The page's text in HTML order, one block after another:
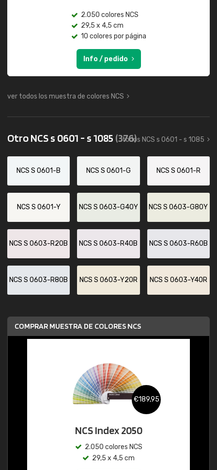
2.050 colores NCS
29,5 x 4,5 cm
10 colores por página
Info / pedido
ver todos los muestra de colores NCS
Otro NCS s 0601 - s 1085 (376)
todos NCS s 0601 - s 1085
NCS S 0601-B NCS S 0601-G NCS S 0601-R
NCS S 0601-Y NCS S 0603-G40Y NCS S 0603-G80Y
NCS S 0603-R20B NCS S 0603-R40B NCS S 0603-R60B
NCS S 0603-R80B NCS S 0603-Y20R NCS S 0603-Y40R
COMPRAR MUESTRA DE COLORES NCS
€189,95
NCS Index 2050
2.050 colores NCS
29,5 x 4,5 cm